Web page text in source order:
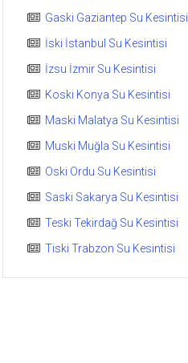
Gaski Gaziantep Su Kesintisi
İski İstanbul Su Kesintisi
İzsu İzmir Su Kesintisi
Koski Konya Su Kesintisi
Maski Malatya Su Kesintisi
Muski Muğla Su Kesintisi
Oski Ordu Su Kesintisi
Saski Sakarya Su Kesintisi
Teski Tekirdağ Su Kesintisi
Tiski Trabzon Su Kesintisi